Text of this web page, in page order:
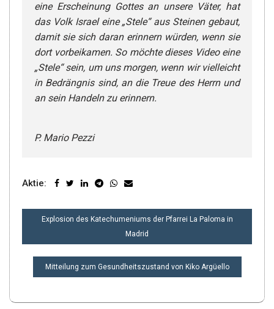
eine Erscheinung Gottes an unsere Väter, hat
das Volk Israel eine „Stele“ aus Steinen gebaut,
damit sie sich daran erinnern würden, wenn sie
dort vorbeikamen. So möchte dieses Video eine
„Stele“ sein, um uns morgen, wenn wir vielleicht
in Bedrängnis sind, an die Treue des Herrn und
an sein Handeln zu erinnern.
P. Mario Pezzi
Aktie:
BEITRAGSNAVIGATION
Explosion des Katechumeniums der Pfarrei La Paloma in
Madrid
Mitteilung zum Gesundheitszustand von Kiko Argüello